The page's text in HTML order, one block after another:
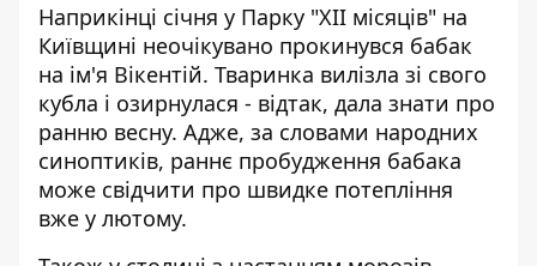
Наприкінці січня у Парку "ХІІ місяців" на
Київщині неочікувано прокинувся бабак
на ім'я Вікентій. Тваринка вилізла зі свого
кубла і озирнулася - відтак, дала знати про
ранню весну. Адже, за словами народних
синоптиків, раннє пробудження бабака
може свідчити про швидке потепління
вже у лютому.